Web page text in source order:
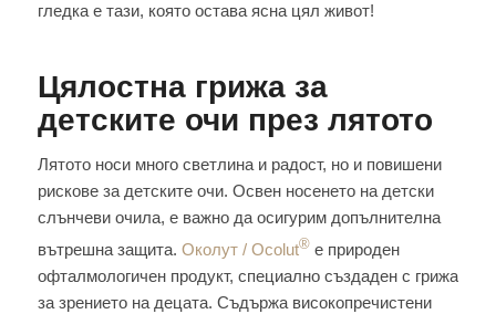
гледка е тази, която остава ясна цял живот!
Цялостна грижа за
детските очи през лятото
Лятото носи много светлина и радост, но и повишени
рискове за детските очи. Освен носенето на детски
слънчеви очила, е важно да осигурим допълнителна
вътрешна защита. Околут / Ocolut®е природен
офталмологичен продукт, специално създаден с грижа
за зрението на децата. Съдържа високопречистени